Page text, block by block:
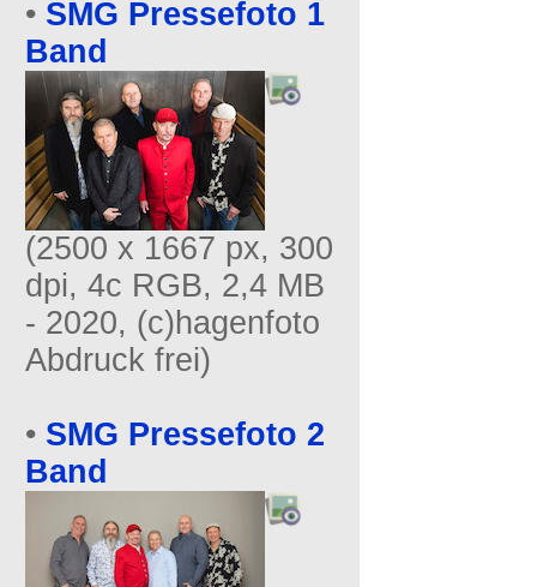
• SMG Pressefoto 1
Band
(2500 x 1667 px, 300
dpi, 4c RGB, 2,4 MB
- 2020, (c)hagenfoto
Abdruck frei)
• SMG Pressefoto 2
Band